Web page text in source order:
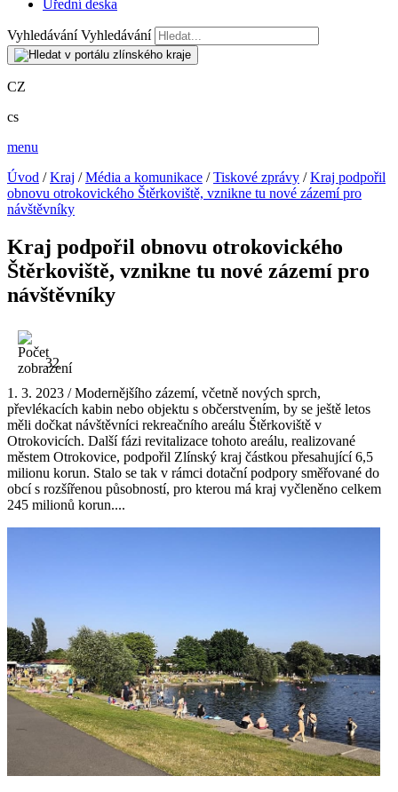
Úřední deska
Vyhledávání Vyhledávání
CZ
cs
menu
Úvod /Kraj /Média a komunikace /Tiskové zprávy /Kraj podpořil
obnovu otrokovického Štěrkoviště, vznikne tu nové zázemí pro
návštěvníky
Kraj podpořil obnovu otrokovického
Štěrkoviště, vznikne tu nové zázemí pro
návštěvníky
32
1. 3. 2023 / Modernějšího zázemí, včetně nových sprch,
převlékacích kabin nebo objektu s občerstvením, by se ještě letos
měli dočkat návštěvníci rekreačního areálu Štěrkoviště v
Otrokovicích. Další fázi revitalizace tohoto areálu, realizované
městem Otrokovice, podpořil Zlínský kraj částkou přesahující 6,5
milionu korun. Stalo se tak v rámci dotační podpory směřované do
obcí s rozšířenou působností, pro kterou má kraj vyčleněno celkem
245 milionů korun....